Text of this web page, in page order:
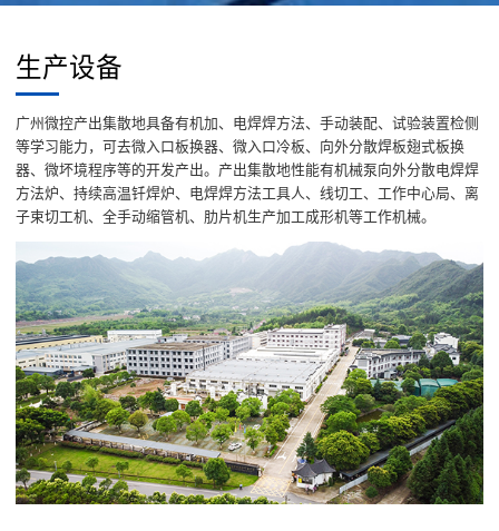
生产设备
广州微控产出集散地具备有机加、电焊焊方法、手动装配、试验装置检侧
等学习能力，可去微入口板换器、微入口冷板、向外分散焊板翅式板换
器、微坏境程序等的开发产出。产出集散地性能有机械泵向外分散电焊焊
方法炉、持续高温钎焊炉、电焊焊方法工具人、线切工、工作中心局、离
子束切工机、全手动缩管机、肋片机生产加工成形机等工作机械。